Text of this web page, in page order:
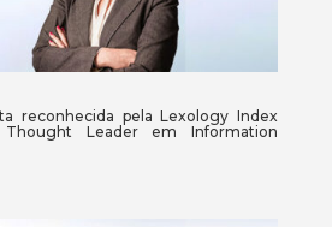
reconhecida pela Lexology Index
Leader em Information